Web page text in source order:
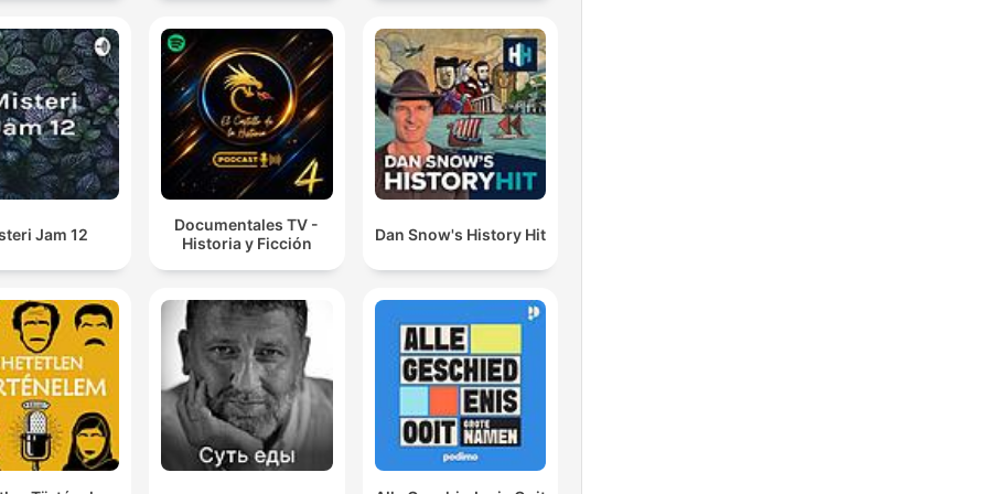
Jam 12
Documentales TV -
Historia y Ficción
Dan Snow's History Hit